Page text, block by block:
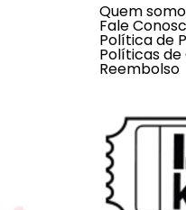
Quem
Fale
Política de
Políticas
Reembolso